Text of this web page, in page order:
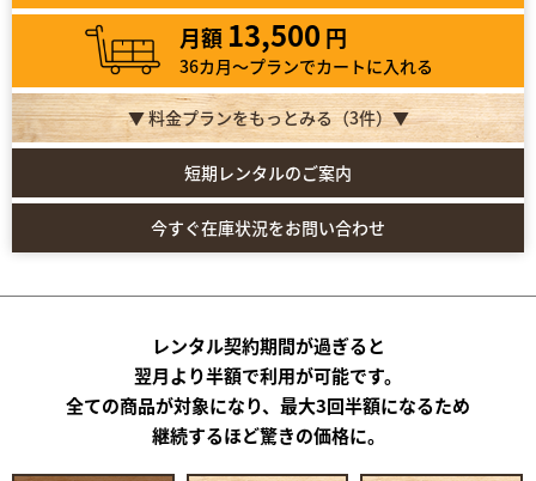
月額 13,500 円
36カ月～プランでカートに入れる
▼ 料金プランをもっとみる（3件）▼
短期レンタルのご案内
今すぐ在庫状況をお問い合わせ
レンタル契約期間が過ぎると
翌月より半額で利用が可能です。
全ての商品が対象になり、最大3回半額になるため
継続するほど驚きの価格に。